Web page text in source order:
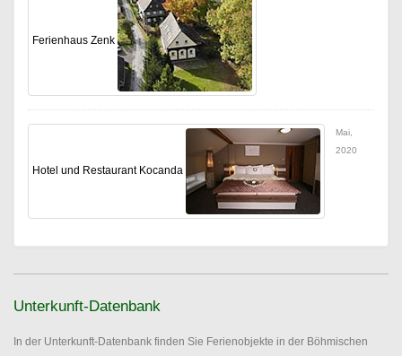
Ferienhaus Zenk
Hotel und Restaurant Kocanda
Mai,
2020
Unterkunft-Datenbank
In der Unterkunft-Datenbank finden Sie Ferienobjekte in der Böhmischen